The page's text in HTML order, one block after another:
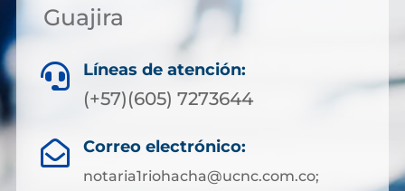
Guajira
 Líneas de atención:
(+57)(605) 7273644
 Correo electrónico:
notaria1riohacha@ucnc.com.co;